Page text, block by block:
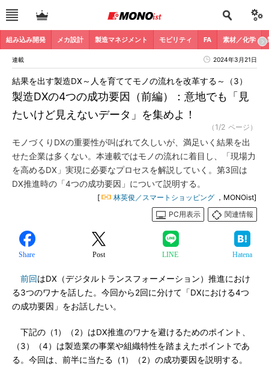
組み込み開発 メカ設計 製造マネジメント モビリティ FA 素材／化学
連載 2024年3月21日
製造DXの4つの成功要因（前編）：意地でも「見
たいけど見えないデータ」を集めよ！
結果を出す製造DX～人を育ててモノの流れを改革する～（3）
（1/2 ページ）
モノづくりDXの重要性が叫ばれて久しいが、満足いく結果を出
せた企業は多くない。本連載ではモノの流れに着目し、「現場力
を高めるDX」実現に必要なプロセスを解説していく。第3回は
DX推進時の「4つの成功要因」について説明する。
[ 林英俊／スマートショッピング ，MONOist]
PC用表示
関連情報
Share Post LINE Hatena
前回はDX（デジタルトランスフォーメーション）推進におけ
る3つのワナを話した。今回から2回に分けて「DXにおける4つ
の成功要因」をお話したい。
下記の（1）（2）はDX推進のワナを避けるためのポイント、
（3）（4）は製造業の事業や組織特性を踏まえたポイントであ
る。今回は、前半に当たる（1）（2）の成功要因を説明する。